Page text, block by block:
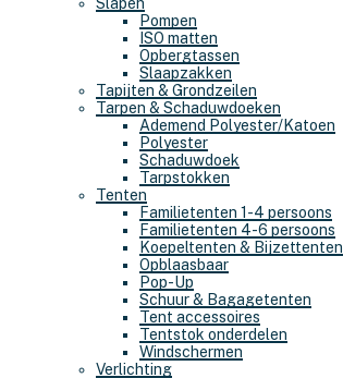
Pompen
ISO matten
Opbergtassen
Slaapzakken
Tapijten & Grondzeilen
Tarpen & Schaduwdoeken
Ademend Polyester/Katoen
Polyester
Schaduwdoek
Tarpstokken
Tenten
Familietenten 1-4 persoons
Familietenten 4-6 persoons
Koepeltenten & Bijzettenten
Opblaasbaar
Pop-Up
Schuur & Bagagetenten
Tent accessoires
Tentstok onderdelen
Windschermen
Verlichting